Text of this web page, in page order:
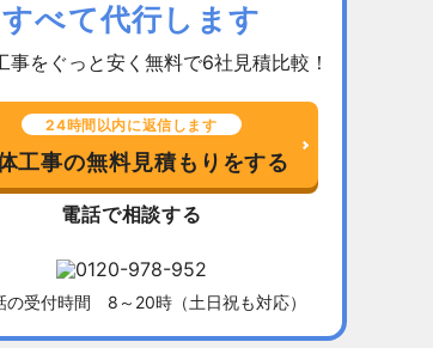
野市
所在地
福岡県北九
すべて代行します
24時間以内に返信します
工事の無料見積もりをする
電話で相談する
の受付時間 8～20時（土日祝も対応）